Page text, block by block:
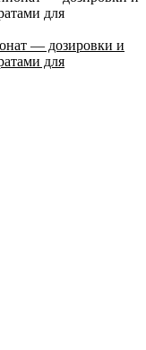
— дозировки и
для